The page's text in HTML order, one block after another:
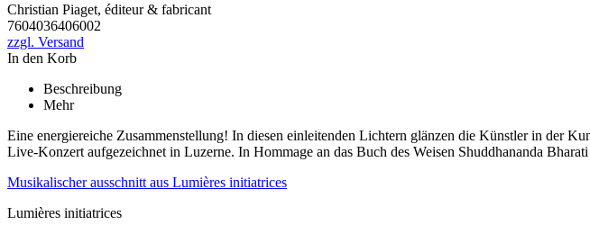
Christian Piaget, éditeur & fabricant
7604036406002
zzgl. Versand
In den Korb
Beschreibung
Mehr
Eine energiereiche Zusammenstellung! In diesen einleitenden Lichtern glänzen die Künstler in der
Live-Konzert aufgezeichnet in Luzerne. In Hommage an das Buch des Weisen Shuddhananda
Musikalischer ausschnitt aus Lumières initiatrices
Lumières initiatrices